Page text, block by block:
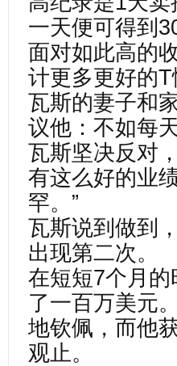
一天便可得到
面对如此高的
计更多更好的T
瓦斯的妻子和
议他：不如每
瓦斯坚决反对
有这么好的业
罕。”
瓦斯说到做到
出现第二次。
在短短7个月
了一百万美元
地钦佩，而他
观止。